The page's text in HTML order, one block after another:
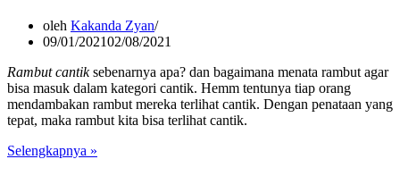
oleh Kakanda Zyan
09/01/202102/08/2021
Rambut cantiksebenarnya apa? dan bagaimana menata rambut agar
bisa masuk dalam kategori cantik. Hemm tentunya tiap orang
mendambakan rambut mereka terlihat cantik. Dengan penataan yang
tepat, maka rambut kita bisa terlihat cantik.
Selengkapnya »